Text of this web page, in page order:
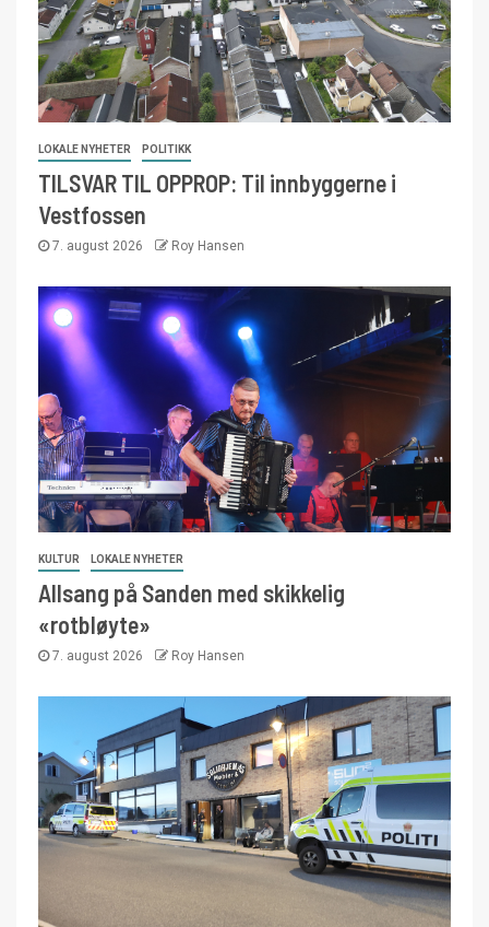
LOKALE NYHETER POLITIKK
TILSVAR TIL OPPROP: Til innbyggerne i
Vestfossen
7. august 2026 Roy Hansen
KULTUR LOKALE NYHETER
Allsang på Sanden med skikkelig
«rotbløyte»
7. august 2026 Roy Hansen